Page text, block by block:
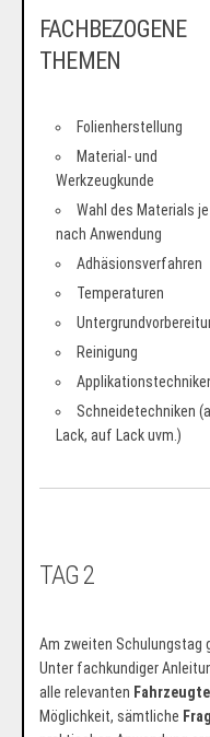
FACHBEZOGENE
THEMEN
Folienherstellung
Material- und
Werkzeugkunde
Wahl des Materials je
nach Anwendung
Adhäsionsverfahren
Temperaturen
Reinigung
Schneidetechniken
Lack, auf Lack uvm.)
TAG 2
Am zweiten Schulungstag
Unter fachkundiger
alle relevanten
Möglichkeit, sämtliche